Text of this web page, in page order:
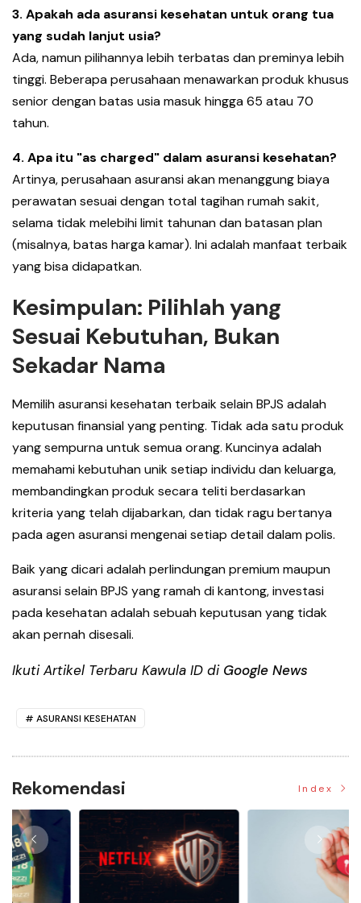
3. Apakah ada asuransi kesehatan untuk orang tua
yang sudah lanjut usia?
Ada, namun pilihannya lebih terbatas dan preminya lebih
tinggi. Beberapa perusahaan menawarkan produk khusus
senior dengan batas usia masuk hingga 65 atau 70
tahun.
4. Apa itu "as charged" dalam asuransi kesehatan?
Artinya, perusahaan asuransi akan menanggung biaya
perawatan sesuai dengan total tagihan rumah sakit,
selama tidak melebihi limit tahunan dan batasan plan
(misalnya, batas harga kamar). Ini adalah manfaat terbaik
yang bisa didapatkan.
Kesimpulan: Pilihlah yang
Sesuai Kebutuhan, Bukan
Sekadar Nama
Memilih asuransi kesehatan terbaik selain BPJS adalah
keputusan finansial yang penting. Tidak ada satu produk
yang sempurna untuk semua orang. Kuncinya adalah
memahami kebutuhan unik setiap individu dan keluarga,
membandingkan produk secara teliti berdasarkan
kriteria yang telah dijabarkan, dan tidak ragu bertanya
pada agen asuransi mengenai setiap detail dalam polis.
Baik yang dicari adalah perlindungan premium maupun
asuransi selain BPJS yang ramah di kantong, investasi
pada kesehatan adalah sebuah keputusan yang tidak
akan pernah disesali.
Ikuti Artikel Terbaru Kawula ID di Google News
ASURANSI KESEHATAN
Rekomendasi Index